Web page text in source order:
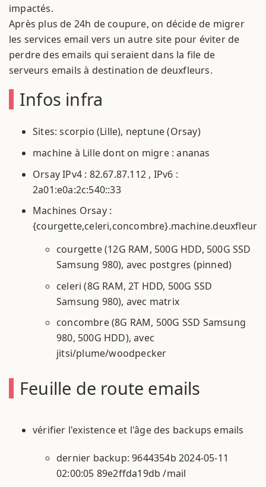
impactés.
Après plus de 24h de coupure, on décide de migrer
les services email vers un autre site pour éviter de
perdre des emails qui seraient dans la file de
serveurs emails à destination de deuxfleurs.
Infos infra
Sites: scorpio (Lille), neptune (Orsay)
machine à Lille dont on migre : ananas
Orsay IPv4 : 82.67.87.112 , IPv6 :
2a01:e0a:2c:540::33
Machines Orsay :
courgette (12G RAM, 500G HDD, 500G SSD
Samsung 980), avec postgres (pinned)
celeri (8G RAM, 2T HDD, 500G SSD
Samsung 980), avec matrix
concombre (8G RAM, 500G SSD Samsung
980, 500G HDD), avec
jitsi/plume/woodpecker
Feuille de route emails
vérifier l'existence et l'âge des backups emails
dernier backup: 9644354b 2024-05-11
02:00:05 89e2ffda19db /mail